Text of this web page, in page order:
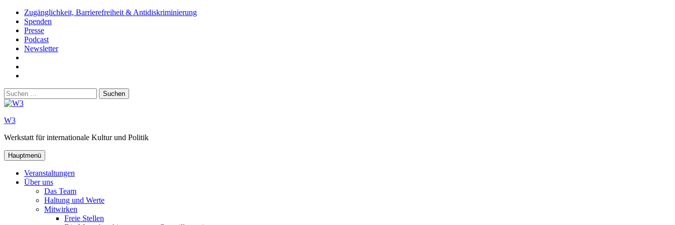
Zum
Inhalt
springen
Zugänglichkeit, Barrierefreiheit & Antidiskriminierung
Spenden
Presse
Podcast
Newsletter
Youtube
Suchen
nach:
W3
Werkstatt für internationale Kultur und Politik
Hauptmenü
Veranstaltungen
Über uns
Das Team
Haltung und Werte
Mitwirken
Freie Stellen